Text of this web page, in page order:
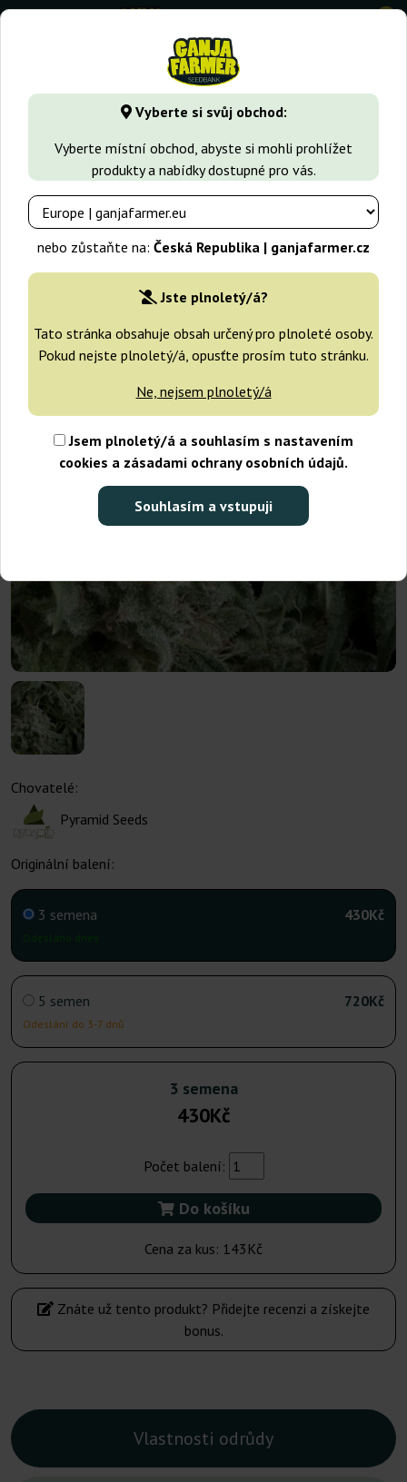
⭐ -40% Rychle rostoucí odrůdy ⭐
⏰ 2 dny 07:00:50
Vyberte si svůj obchod:
Vyberte místní obchod, abyste si mohli prohlížet
produkty a nabídky dostupné pro vás.
nebo zůstaňte na: Česká Republika | ganjafarmer.cz
Jste plnoletý/á?
Tato stránka obsahuje obsah určený pro plnoleté osoby.
Pokud nejste plnoletý/á, opusťte prosím tuto stránku.
Ne, nejsem plnoletý/á
Jsem plnoletý/á a souhlasím s nastavením
cookies a zásadami ochrany osobních údajů.
Souhlasím a vstupuji
0
GanjaFarmer.cz Druhy Marihuany Northern Light
Auto Northern Lights CBD Pyramid
Seeds
Chovatelé:
Pyramid Seeds
Originální balení:
3 semena 430Kč
5 semen
Odeslání do 3-7 dnů
720Kč
3 semena
430Kč
Počet balení:
Do košíku
Cena za kus: 143Kč
Znáte už tento produkt? Přidejte recenzi a získejte
bonus.
Vlastnosti odrůdy